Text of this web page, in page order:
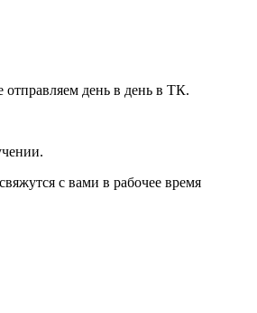
отправляем день в день в ТК.
с вами в рабочее время